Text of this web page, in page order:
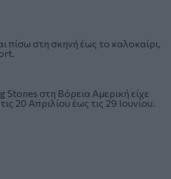
πίσω στη σκηνή έως το καλοκαίρι,
Stones στη Βόρεια Αμερική είχε
20 Απριλίου έως τις 29 Ιουνίου.